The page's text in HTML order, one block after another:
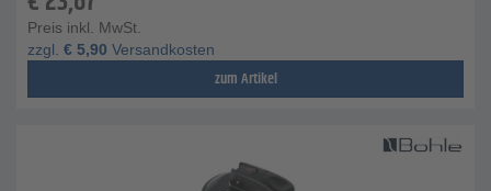
Preis inkl. MwSt.
zzgl. € 5,90 Versandkosten
zum Artikel